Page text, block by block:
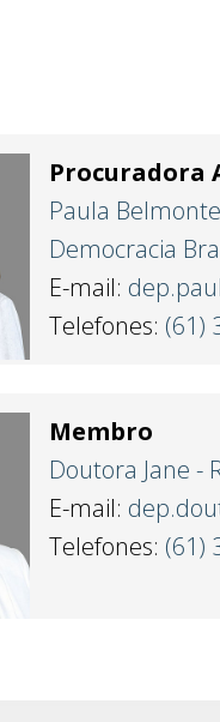
Membro
Doutora Jane -
E-mail:
Telefones: (61)
Procuradora
Paula
Democracia
E-mail:
Telefones: (61)